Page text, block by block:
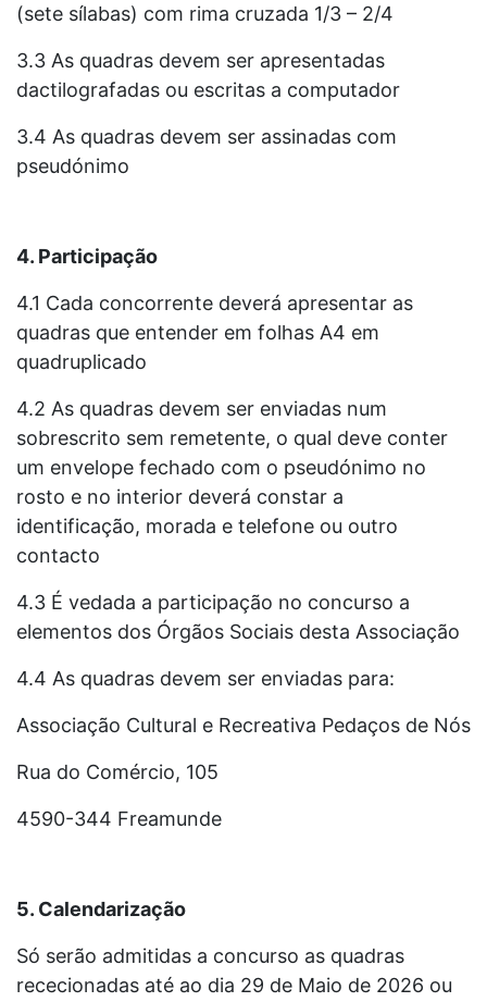
(sete sílabas) com rima cruzada 1/3 – 2/4
3.3 As quadras devem ser apresentadas
dactilografadas ou escritas a computador
3.4 As quadras devem ser assinadas com
pseudónimo
4. Participação
4.1 Cada concorrente deverá apresentar as
quadras que entender em folhas A4 em
quadruplicado
4.2 As quadras devem ser enviadas num
sobrescrito sem remetente, o qual deve conter
um envelope fechado com o pseudónimo no
rosto e no interior deverá constar a
identificação, morada e telefone ou outro
contacto
4.3 É vedada a participação no concurso a
elementos dos Órgãos Sociais desta Associação
4.4 As quadras devem ser enviadas para:
Associação Cultural e Recreativa Pedaços de Nós
Rua do Comércio, 105
4590-344 Freamunde
5. Calendarização
Só serão admitidas a concurso as quadras
rececionadas até ao dia 29 de Maio de 2026 ou